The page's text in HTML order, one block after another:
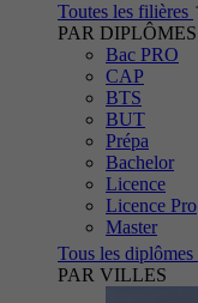
Toutes les filières
PAR DIPLÔMES
Bac PRO
CAP
BTS
BUT
Prépa
Bachelor
Licence
Licence Pro
Master
Tous les diplômes
PAR VILLES